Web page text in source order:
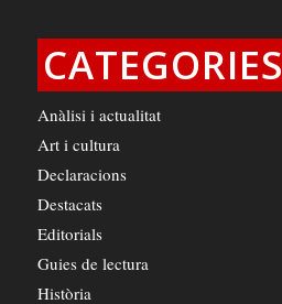
CATEGORIES
Anàlisi i actualitat
Art i cultura
Declaracions
Destacats
Editorials
Guies de lectura
Història